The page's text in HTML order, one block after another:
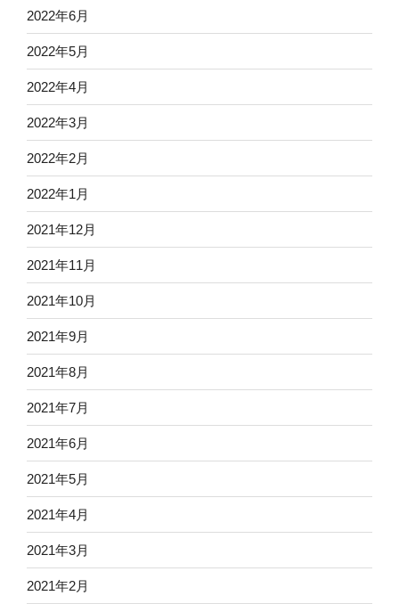
2022年6月
2022年5月
2022年4月
2022年3月
2022年2月
2022年1月
2021年12月
2021年11月
2021年10月
2021年9月
2021年8月
2021年7月
2021年6月
2021年5月
2021年4月
2021年3月
2021年2月